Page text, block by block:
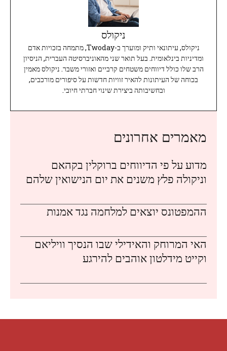
ניקולס
ניקולס, עיתונאי ותיק ומוערך ב-Twoday, מתמחה בזכויות אדם
ומדיניות בינלאומית. בעל תואר שני מהאוניברסיטה העברית, הניסיון
הרב שלו כולל דיווחים משטחים קרביים ואזורי משבר. ניקולס מאמין
בכוחה של העיתונות להאיר זוויות חדשות על סיפורים מורכבים,
ובחשיבותה ביצירת שינוי חברתי חיובי.
מאמרים אחרונים
מדוע על פי הדיווחים ברוקלין בקהאם
וניקולה פלץ משנים את יום הנישואין שלהם
ההמפטונס יוצאים למלחמה נגד אמנות
האי המרוחק והאידילי שבו הנסיך וויליאם
וקייט מידלטון אוהבים להירגע